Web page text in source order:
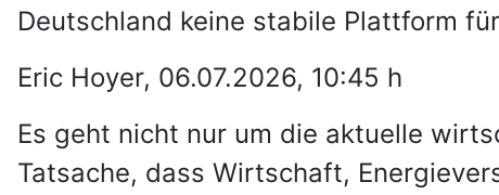
Deutschland keine stabile Plattform
Eric Hoyer, 06.07.2026, 10:45 h
Es geht nicht nur um die aktuelle
Tatsache, dass Wirtschaft,